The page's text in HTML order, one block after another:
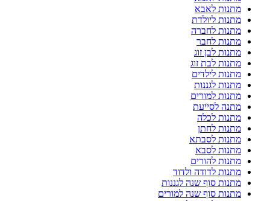
מתנות לאבא
מתנות ליולדת
מתנות לחברה
מתנות לחבר
מתנות לבן זוג
מתנות לבת זוג
מתנות לילדים
מתנות לגננות
מתנות למורים
מתנה לסייעת
מתנות לכלה
מתנות לחתן
מתנות לסבתא
מתנות לסבא
מתנות להורים
מתנות לדודה ולדוד
מתנות סוף שנה לגננות
מתנות סוף שנה למורים